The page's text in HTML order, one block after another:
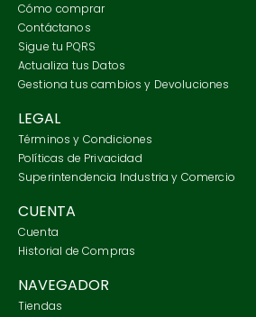
Cómo comprar
Contáctanos
Sigue tu PQRS
Actualiza tus Datos
Gestiona tus cambios y Devoluciones
LEGAL
Términos y Condiciones
Políticas de Privacidad
Superintendencia Industria y Comercio
CUENTA
Cuenta
Historial de Compras
NAVEGADOR
Tiendas